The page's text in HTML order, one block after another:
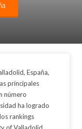
España,
principales
número
ha logrado
rankings
of Valladolid